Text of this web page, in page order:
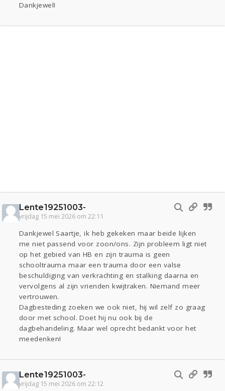
Dankjewel!
Lente19251003-
vrijdag 15 mei 2026 om 22:11
Dankjewel Saartje, ik heb gekeken maar beide lijken
me niet passend voor zoon/ons. Zijn probleem ligt niet
op het gebied van HB en zijn trauma is geen
schooltrauma maar een trauma door een valse
beschuldiging van verkrachting en stalking daarna en
vervolgens al zijn vrienden kwijtraken. Niemand meer
vertrouwen.
Dagbesteding zoeken we ook niet, hij wil zelf zo graag
door met school. Doet hij nu ook bij de
dagbehandeling. Maar wel oprecht bedankt voor het
meedenken!
Lente19251003-
vrijdag 15 mei 2026 om 22:12